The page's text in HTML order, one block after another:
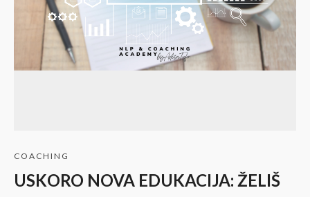
COACHING
USKORO NOVA EDUKACIJA: ŽELIŠ